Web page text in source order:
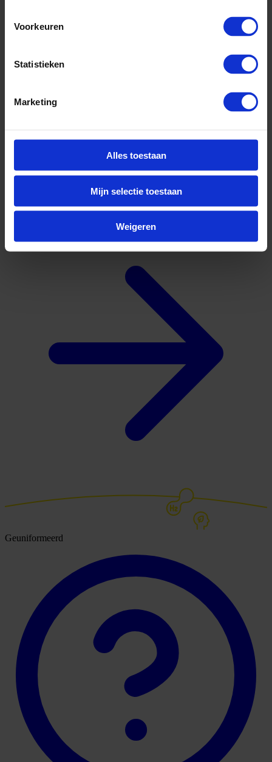
Voorkeuren
Statistieken
Marketing
Alles toestaan
Mijn selectie toestaan
Weigeren
Waterstof
Bekijk andere vacatures
Geuniformeerd